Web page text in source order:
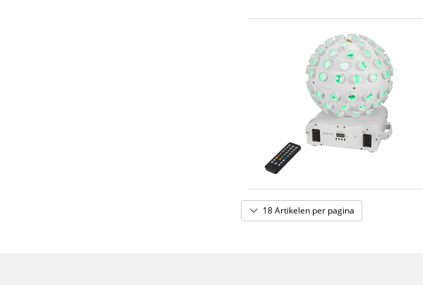
18 Artikelen per pagina